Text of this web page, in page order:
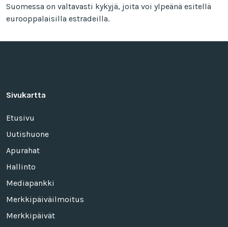
Suomessa on valtavasti kykyjä, joita voi ylpeänä esitellä
eurooppalaisilla estradeilla.
Sivukartta
Etusivu
Uutishuone
Apurahat
Hallinto
Mediapankki
Merkkipäiväilmoitus
Merkkipäivät